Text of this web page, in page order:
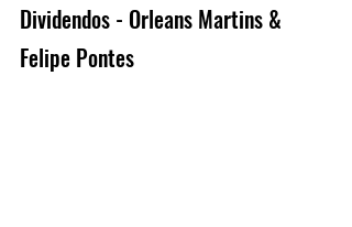
Dividendos - Orleans Martins &
Felipe Pontes